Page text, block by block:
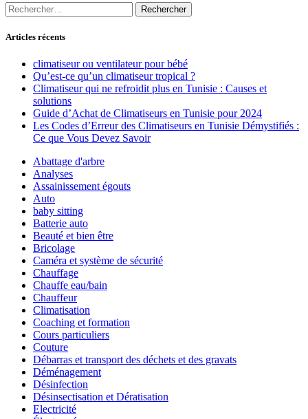
Rechercher :
Articles récents
climatiseur ou ventilateur pour bébé
Qu’est-ce qu’un climatiseur tropical ?
Climatiseur qui ne refroidit plus en Tunisie : Causes et
solutions
Guide d’Achat de Climatiseurs en Tunisie pour 2024
Les Codes d’Erreur des Climatiseurs en Tunisie Démystifiés :
Ce que Vous Devez Savoir
Abattage d'arbre
Analyses
Assainissement égouts
Auto
baby sitting
Batterie auto
Beauté et bien être
Bricolage
Caméra et système de sécurité
Chauffage
Chauffe eau/bain
Chauffeur
Climatisation
Coaching et formation
Cours particuliers
Couture
Débarras et transport des déchets et des gravats
Déménagement
Désinfection
Désinsectisation et Dératisation
Electricité